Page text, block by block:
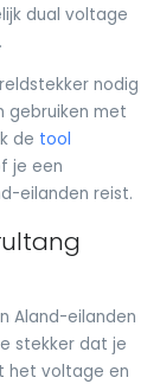
dual voltage
nodig
gebruiken met
de tool
je een
eilanden reist.
Aland-eilanden
stekker dat je
het voltage en